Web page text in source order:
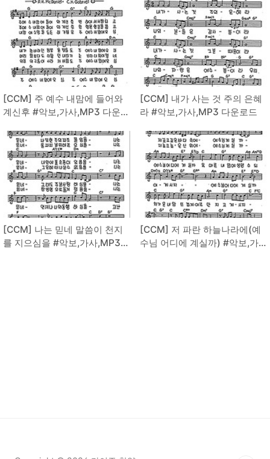
[CCM] 주 예수 내맘에 들어와
계신후 #악보,가사,MP3 다운로
[CCM] 내가 사는 것 주의 은혜
라 #악보,가사,MP3 다운로드
[CCM] 나는 믿네 말씀이 천지
를 지으심을 #악보,가사,MP3
[CCM] 저 파란 하늘나라에(예
수님 어디에 계실까) #악보,가